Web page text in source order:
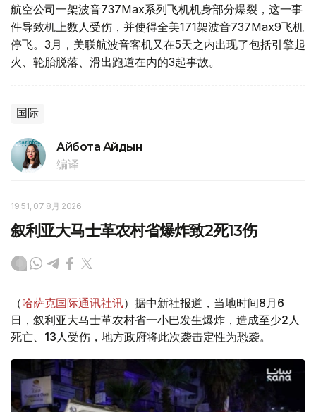
航空公司一架波音737Max系列飞机机身部分爆裂，这一事
件导致机上数人受伤，并使得全美171架波音737Max9飞机
停飞。3月，美联航波音客机又在5天之内出现了包括引擎起
火、轮胎脱落、滑出跑道在内的3起事故。
国际
Айбота Айдын
编译
19:51, 07 8月 2026
叙利亚大马士革农村省爆炸致2死13伤
（哈萨克国际通讯社讯）据中新社报道，当地时间8月6
日，叙利亚大马士革农村省一小巴发生爆炸，造成至少2人
死亡、13人受伤，地方政府将此次袭击定性为恐袭。